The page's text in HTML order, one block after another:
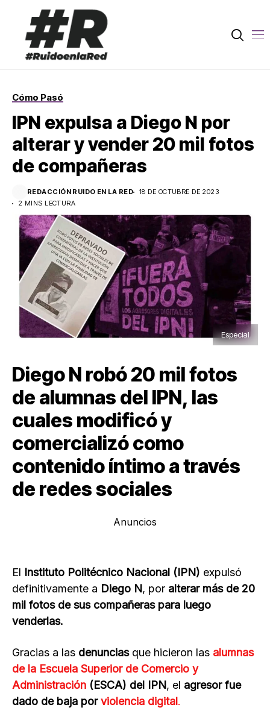
Cómo Pasó
IPN expulsa a Diego N por
alterar y vender 20 mil fotos
de compañeras
REDACCIÓN RUIDO EN LA RED
18 DE OCTUBRE DE 2023
2 MINS LECTURA
Especial
Diego N robó 20 mil fotos
de alumnas del IPN, las
cuales modificó y
comercializó como
contenido íntimo a través
de redes sociales
Anuncios
El Instituto Politécnico Nacional (IPN) expulsó
definitivamente a Diego N, por alterar más de 20
mil fotos de sus compañeras para luego
venderlas.
Gracias a las denuncias que hicieron las alumnas
de la Escuela Superior de Comercio y
Administración (ESCA) del IPN, el agresor fue
dado de baja porviolencia digital.